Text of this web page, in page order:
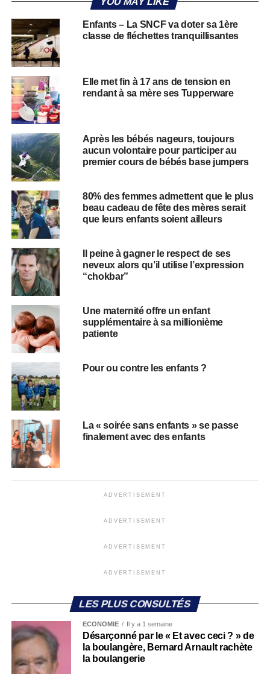
Enfants – La SNCF va doter sa 1ère
classe de fléchettes tranquillisantes
Elle met fin à 17 ans de tension en
rendant à sa mère ses Tupperware
Après les bébés nageurs, toujours
aucun volontaire pour participer au
premier cours de bébés base jumpers
80% des femmes admettent que le plus
beau cadeau de fête des mères serait
que leurs enfants soient ailleurs
Il peine à gagner le respect de ses
neveux alors qu’il utilise l’expression
“chokbar”
Une maternité offre un enfant
supplémentaire à sa millionième
patiente
Pour ou contre les enfants ?
La « soirée sans enfants » se passe
finalement avec des enfants
ADVERTISEMENT
ADVERTISEMENT
ADVERTISEMENT
ADVERTISEMENT
LES PLUS CONSULTÉS
ECONOMIE Il y a 1 semaine
Désarçonné par le « Et avec ceci ? » de
la boulangère, Bernard Arnault rachète
la boulangerie